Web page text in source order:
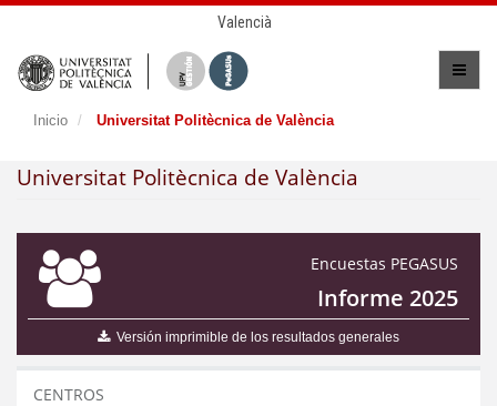
Valencià
Inicio Universitat Politècnica de València
Universitat Politècnica de València
Encuestas PEGASUS
Informe 2025
Versión imprimible de los resultados generales
CENTROS